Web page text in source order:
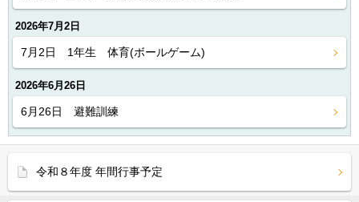
2026年7月2日
7月2日 1年生 体育(ボールゲーム)
2026年6月26日
6月26日 避難訓練
令和８年度 年間行事予定